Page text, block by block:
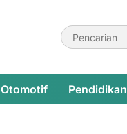
Otomotif Pendidikan